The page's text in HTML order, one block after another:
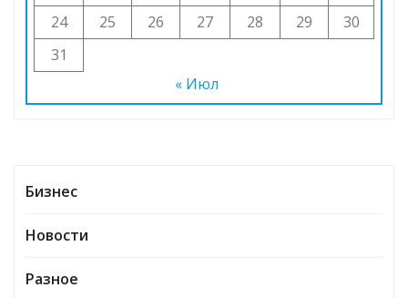
24
25 26 27 28 29
30
31
« Июл
Бизнес
Новости
Разное